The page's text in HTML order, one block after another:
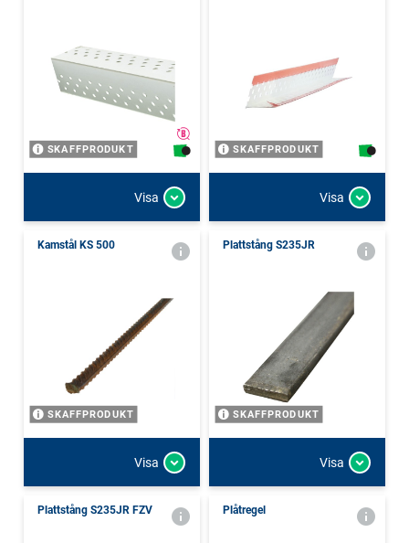
SKAFFPRODUKT
Visa
SKAFFPRODUKT
Visa
Kamstål KS 500
SKAFFPRODUKT
Visa
Plattstång S235JR
SKAFFPRODUKT
Visa
Plattstång S235JR FZV Plåtregel